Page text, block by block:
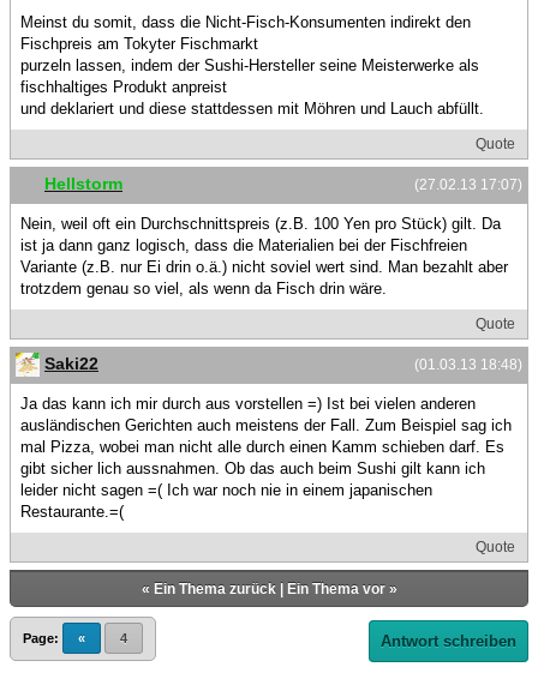
Meinst du somit, dass die Nicht-Fisch-Konsumenten indirekt den
Fischpreis am Tokyter Fischmarkt
purzeln lassen, indem der Sushi-Hersteller seine Meisterwerke als
fischhaltiges Produkt anpreist
und deklariert und diese stattdessen mit Möhren und Lauch abfüllt.
Quote
(27.02.13 17:07)
Hellstorm
Nein, weil oft ein Durchschnittspreis (z.B. 100 Yen pro Stück) gilt. Da
ist ja dann ganz logisch, dass die Materialien bei der Fischfreien
Variante (z.B. nur Ei drin o.ä.) nicht soviel wert sind. Man bezahlt aber
trotzdem genau so viel, als wenn da Fisch drin wäre.
Quote
(01.03.13 18:48)
Saki22
Ja das kann ich mir durch aus vorstellen =) Ist bei vielen anderen
ausländischen Gerichten auch meistens der Fall. Zum Beispiel sag ich
mal Pizza, wobei man nicht alle durch einen Kamm schieben darf. Es
gibt sicher lich aussnahmen. Ob das auch beim Sushi gilt kann ich
leider nicht sagen =( Ich war noch nie in einem japanischen
Restaurante.=(
Quote
« Ein Thema zurück| Ein Thema vor»
Page: « 4 Antwort schreiben